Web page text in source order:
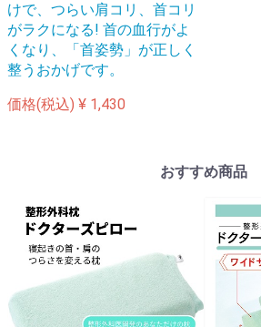
けで、つらい肩コリ、首コリ
がラクになる! 首の血行がよ
くなり、「首姿勢」が正しく
整うおかげです。
価格(税込) ¥ 1,430
おすすめ商品